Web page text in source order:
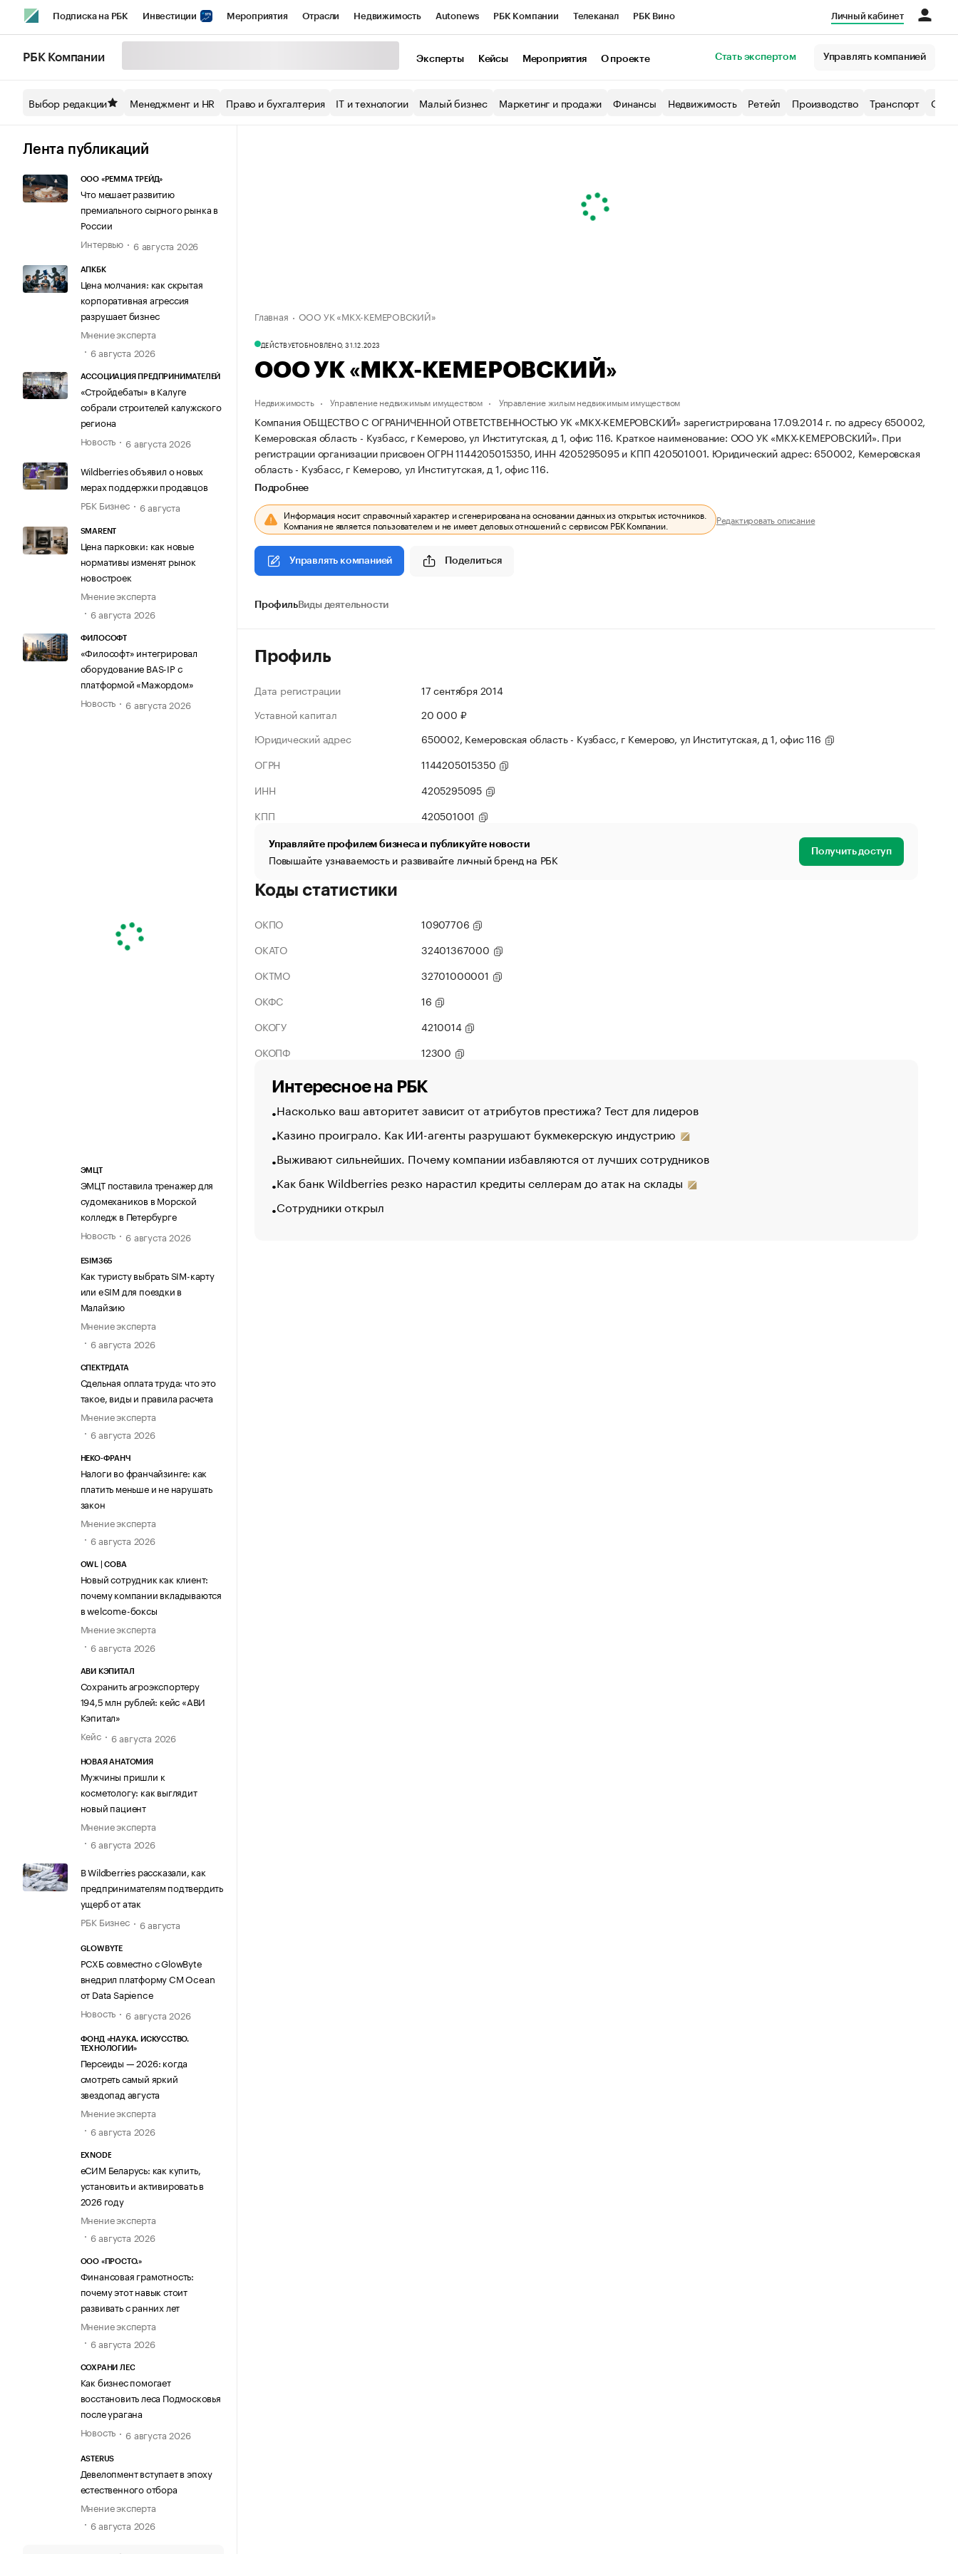
Подписка на РБК Инвестиции Мероприятия Отрасли Недвижимость Autonews РБК Компании Телеканал РБК Вино
Спецпроекты СПб Конференции СПб Спецпроекты Экономика Бизнес
Технологии и медиа
Личный кабинет
РБК Компании Эксперты Кейсы Мероприятия О проекте Стать экспертом Управлять компанией
Выбор редакции Менеджмент и HR Право и бухгалтерия IT и технологии Малый бизнес Маркетинг и продажи Финансы Недвижимость Ретейл Производство Транспорт
Лента публикаций
ООО «РЕММА ТРЕЙД»
Что мешает развитию
премиального сырного рынка в
России
Интервью
6 августа 2026
АПКБК
Цена молчания: как скрытая
корпоративная агрессия
разрушает бизнес
Мнение эксперта
6 августа 2026
АССОЦИАЦИЯ ПРЕДПРИНИМАТЕЛЕЙ
«Стройдебаты» в Калуге
собрали строителей калужского
региона
Новость
6 августа 2026
Wildberries объявил о новых
мерах поддержки продавцов
РБК Бизнес
6 августа
SMARENT
Цена парковки: как новые
нормативы изменят рынок
новостроек
Мнение эксперта
6 августа 2026
ФИЛОСОФТ
«Философт» интегрировал
оборудование BAS-IP с
платформой «Мажордом»
Новость
6 августа 2026
ЭМЦТ
ЭМЦТ поставила тренажер для
судомехаников в Морской
колледж в Петербурге
Новость
6 августа 2026
ESIM365
Как туристу выбрать SIM-карту
или eSIM для поездки в
Малайзию
Мнение эксперта
6 августа 2026
СПЕКТРДАТА
Сдельная оплата труда: что это
такое, виды и правила расчета
Мнение эксперта
6 августа 2026
НЕКО-ФРАНЧ
Налоги во франчайзинге: как
платить меньше и не нарушать
закон
Мнение эксперта
6 августа 2026
OWL | СОВА
Новый сотрудник как клиент:
почему компании вкладываются
в welcome-боксы
Мнение эксперта
6 августа 2026
АВИ КЭПИТАЛ
Сохранить агроэкспортеру
194,5 млн рублей: кейс «АВИ
Кэпитал»
Кейс
6 августа 2026
НОВАЯ АНАТОМИЯ
Мужчины пришли к
косметологу: как выглядит
новый пациент
Мнение эксперта
6 августа 2026
В Wildberries рассказали, как
предпринимателям подтвердить
ущерб от атак
РБК Бизнес
6 августа
GLOWBYTE
РСХБ совместно с GlowByte
внедрил платформу CM Ocean
от Data Sapience
Новость
6 августа 2026
ФОНД «НАУКА. ИСКУССТВО.
ТЕХНОЛОГИИ»
Персеиды — 2026: когда
смотреть самый яркий
звездопад августа
Мнение эксперта
6 августа 2026
EXNODE
еСИМ Беларусь: как купить,
установить и активировать в
2026 году
Мнение эксперта
6 августа 2026
ООО «ПРОСТО.»
Финансовая грамотность:
почему этот навык стоит
развивать с ранних лет
Мнение эксперта
6 августа 2026
СОХРАНИ ЛЕС
Как бизнес помогает
восстановить леса Подмосковья
после урагана
Новость
6 августа 2026
ASTERUS
Девелопмент вступает в эпоху
естественного отбора
Мнение эксперта
6 августа 2026
Главная ООО УК «МКХ-КЕМЕРОВСКИЙ»
ДЕЙСТВУЕТОБНОВЛЕНО, 31.12.2023
ООО УК «МКХ-КЕМЕРОВСКИЙ»
Недвижимость Управление недвижимым имуществом Управление жилым недвижимым имуществом
Компания ОБЩЕСТВО С ОГРАНИЧЕННОЙ ОТВЕТСТВЕННОСТЬЮ УК «МКХ-КЕМЕРОВСКИЙ» зарегистрирована 17.09.2014 г. по адресу 650002,
Кемеровская область - Кузбасс, г Кемерово, ул Институтская, д 1, офис 116. Краткое наименование: ООО УК «МКХ-КЕМЕРОВСКИЙ». При
регистрации организации присвоен ОГРН 1144205015350, ИНН 4205295095 и КПП 420501001. Юридический адрес: 650002, Кемеровская
область - Кузбасс, г Кемерово, ул Институтская, д 1, офис 116.
Подробнее
Информация носит справочный характер и сгенерирована на основании данных из открытых источников.
Компания не является пользователем и не имеет деловых отношений с сервисом РБК Компании. Редактировать описание
Управлять компанией Поделиться
ПрофильВиды деятельности
Профиль
Дата регистрации
17 сентября 2014
Уставной капитал
20 000 ₽
Юридический адрес
650002, Кемеровская область - Кузбасс, г Кемерово, ул Институтская, д 1, офис 116
ОГРН
1144205015350
ИНН
4205295095
КПП
420501001
Управляйте профилем бизнеса и публикуйте новости
Повышайте узнаваемость и развивайте личный бренд на РБК Получить доступ
Коды статистики
ОКПО
10907706
ОКАТО
32401367000
ОКТМО
32701000001
ОКФС
16
ОКОГУ
4210014
ОКОПФ
12300
Интересное на РБК
Насколько ваш авторитет зависит от атрибутов престижа? Тест для лидеров
Казино проиграло. Как ИИ-агенты разрушают букмекерскую индустрию
Выживают сильнейших. Почему компании избавляются от лучших сотрудников
Как банк Wildberries резко нарастил кредиты селлерам до атак на склады
Сотрудники открыл